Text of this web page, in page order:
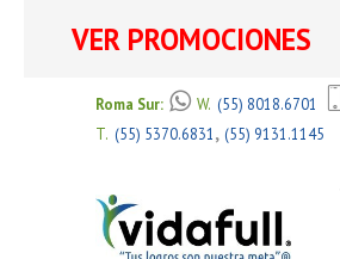
VER PROMOCIONES
Roma Sur: W. (55) 8018.6701
T. (55) 5370.6831 , (55) 9131.1145